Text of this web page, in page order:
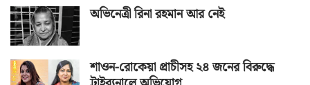
অভিনেত্রী রিনা রহমান আর নেই
শাওন-রোকেয়া প্রাচীসহ ২৪ জনের বিরুদ্ধে